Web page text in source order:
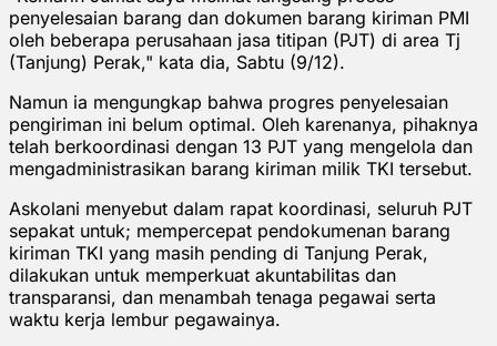
penyelesaian barang dan dokumen barang kiriman PMI
oleh beberapa perusahaan jasa titipan (PJT) di area Tj
(Tanjung) Perak," kata dia, Sabtu (9/12).
Namun ia mengungkap bahwa progres penyelesaian
pengiriman ini belum optimal. Oleh karenanya, pihaknya
telah berkoordinasi dengan 13 PJT yang mengelola dan
mengadministrasikan barang kiriman milik TKI tersebut.
Askolani menyebut dalam rapat koordinasi, seluruh PJT
sepakat untuk; mempercepat pendokumenan barang
kiriman TKI yang masih pending di Tanjung Perak,
dilakukan untuk memperkuat akuntabilitas dan
transparansi, dan menambah tenaga pegawai serta
waktu kerja lembur pegawainya.